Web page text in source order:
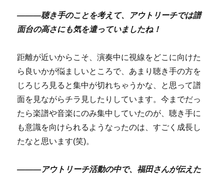
―――聴き手のことを考えて、アウトリーチでは譜
面台の高さにも気を遣っていましたね！
距離が近いからこそ、演奏中に視線をどこに向けた
ら良いかが悩ましいところで、あまり聴き手の方を
じろじろ見ると集中が切れちゃうかな、と思って譜
面を見ながらチラ見したりしています。今までだっ
たら楽譜や音楽にのみ集中していたのが、聴き手に
も意識を向けられるようなったのは、すごく成長し
たなと思います(笑)。
―――アウトリーチ活動の中で、福田さんが伝えた